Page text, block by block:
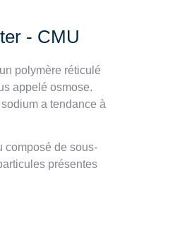
- CMU
polymère réticulé
appelé osmose.
a tendance à
composé de sous-
présentes